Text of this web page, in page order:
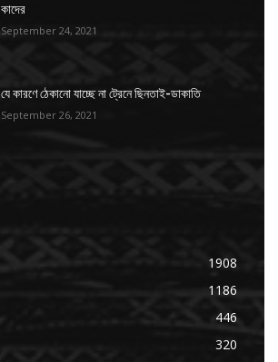
কাদের
September 24, 2021
যে কারণে ঠেকানো যাচ্ছে না ট্রেনে ছিনতাই-ডাকাতি
September 26, 2021
1908
1186
446
320